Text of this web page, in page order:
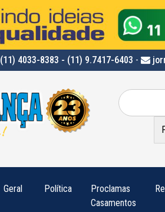
(11) 4033-8383 - (11) 9.7417-6403 -
Pesquisar
por:
Geral Política
Proclamas
Casamentos